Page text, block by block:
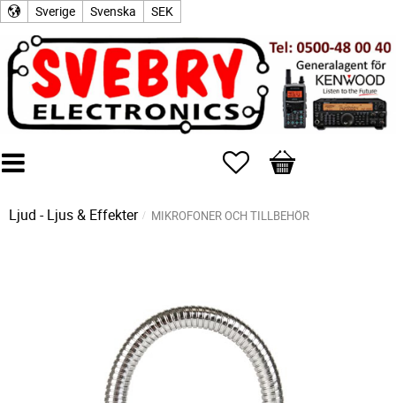
Sverige Svenska SEK
Favoriter
Kundvagn
Ljud - Ljus & Effekter MIKROFONER OCH TILLBEHÖR